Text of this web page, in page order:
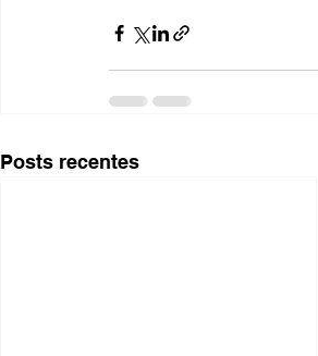
Posts recentes